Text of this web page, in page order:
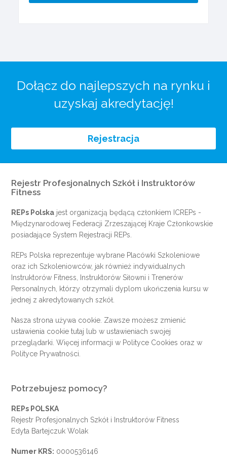
Dołącz do najlepszych na rynku i
uzyskaj akredytację!
Rejestracja
Rejestr Profesjonalnych Szkół i Instruktorów
Fitness
REPs Polska jest organizacją będącą członkiem ICREPs -
Międzynarodowej Federacji Zrzeszającej Kraje Członkowskie
posiadające System Rejestracji REPs.
REPs Polska reprezentuje wybrane Placówki Szkoleniowe
oraz ich Szkoleniowców, jak również indywidualnych
Instruktorów Fitness, Instruktorów Siłowni i Trenerów
Personalnych, którzy otrzymali dyplom ukończenia kursu w
jednej z akredytowanych szkół.
Nasza strona używa cookie. Zawsze możesz zmienić
ustawienia cookietutaj lub w ustawieniach swojej
przeglądarki. Więcej informacji w Polityce Cookies oraz w
Polityce Prywatności
Potrzebujesz pomocy?
REPs POLSKA
Rejestr Profesjonalnych Szkół i Instruktorów Fitness
Edyta Bartejczuk Wolak
Numer KRS: 0000536146